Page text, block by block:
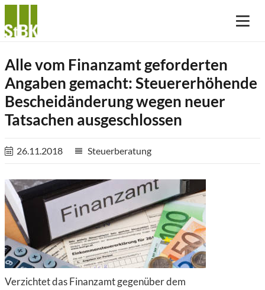
Alle vom Finanzamt geforderten
Angaben gemacht: Steuererhöhende
Bescheidänderung wegen neuer
Tatsachen ausgeschlossen
26.11.2018 reorder Steuerberatung
Verzichtet das Finanzamt gegenüber dem